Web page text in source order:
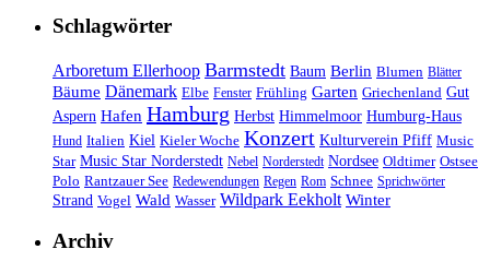
Schlagwörter
Arboretum Ellerhoop Barmstedt Baum Berlin Blumen Blätter
Bäume Dänemark Elbe Fenster Frühling Garten Griechenland Gut
Aspern Hafen Hamburg Herbst Himmelmoor Humburg-Haus
Hund Italien Kiel Kieler Woche Konzert Kulturverein Pfiff Music
Star Music Star Norderstedt Nebel Norderstedt Nordsee Oldtimer Ostsee
Polo Rantzauer See Redewendungen Regen Rom Schnee Sprichwörter
Strand Vogel Wald Wasser Wildpark Eekholt Winter
Archiv